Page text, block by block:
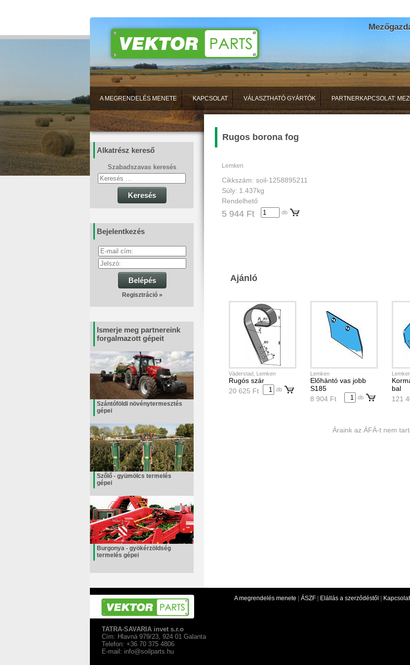
A MEGRENDELÉS MENETE KAPCSOLAT VÁLASZTHATÓ GYÁRTÓK PARTNERKAPCSOLAT:
Alkatrész kereső
Szabadszavas keresés
Keresés
Bejelentkezés
Belépés
Regisztráció »
Ismerje meg partnereink
forgalmazott gépeit
Szántóföldi növénytermesztés
gépei
Szőlő - gyümölcs termelés
gépei
Burgonya - gyökérzöldség
termelés gépei
Rugos borona fog
Lemken
Cikkszám: soil-1258895211
Súly: 1.437kg
Rendelhető
5 944 Ft db
Ajánló
Väderstad, Lemken
Rugós szár
20 625 Ft
db
Lemken
Előhántó vas jobb
S185
8 904 Ft
db
bal
121
Áraink az ÁFÁ-t nem
TATRA-SAVARIA invet s.r.o
Cím: Hlavná 979/23, 924 01 Galanta
Telefon: +36 70 375 4806
E-mail: info@soilparts.hu
A megrendelés menete ÁSZF Elállás a szerződéstől Kapcsolat